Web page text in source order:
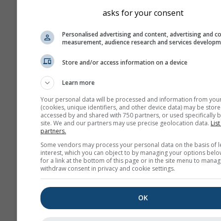
saatlik verileri
ay için minimum,
maksimum ve
aylık toplulaştırmalar
vardır.
satışa sunuyoruz.
fazla bilgi için lütfen
bizimle iletişime
(
40°K 32.62°E için
asks for your consent
Personalised advertising and content, advertising and
measurement, audience research and services
Store and/or access information on a device
Learn more
Your personal data will be processed and information from
(cookies, unique identifiers, and other device data) may be
accessed by and shared with 750 partners, or used specifically
site. We and our partners may use precise geolocation data.
partners.
Some vendors may process your personal data on the basis of
interest, which you can object to by managing your options
for a link at the bottom of this page or in the site menu to
withdraw consent in privacy and cookie settings.
OK